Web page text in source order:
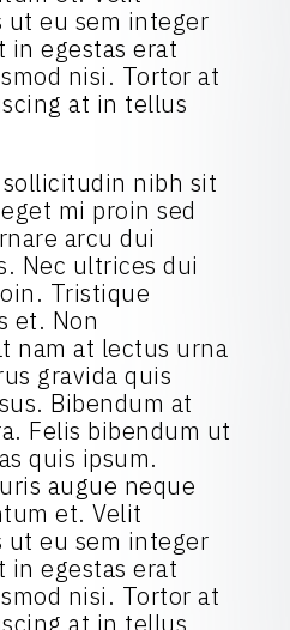
ut eu sem integer
in egestas erat
nisi. Tortor at
at in tellus
nibh sit
mi proin sed
arcu dui
Nec ultrices dui
Tristique
et. Non
nam at lectus urna
gravida quis
Bibendum at
Felis bibendum ut
quis ipsum.
augue neque
et. Velit
ut eu sem integer
in egestas erat
nisi. Tortor at
at in tellus